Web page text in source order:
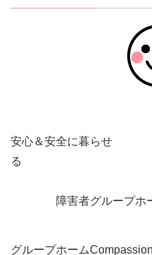
安心＆安全に暮らせ
障害者グループホ
グループホームCompassion